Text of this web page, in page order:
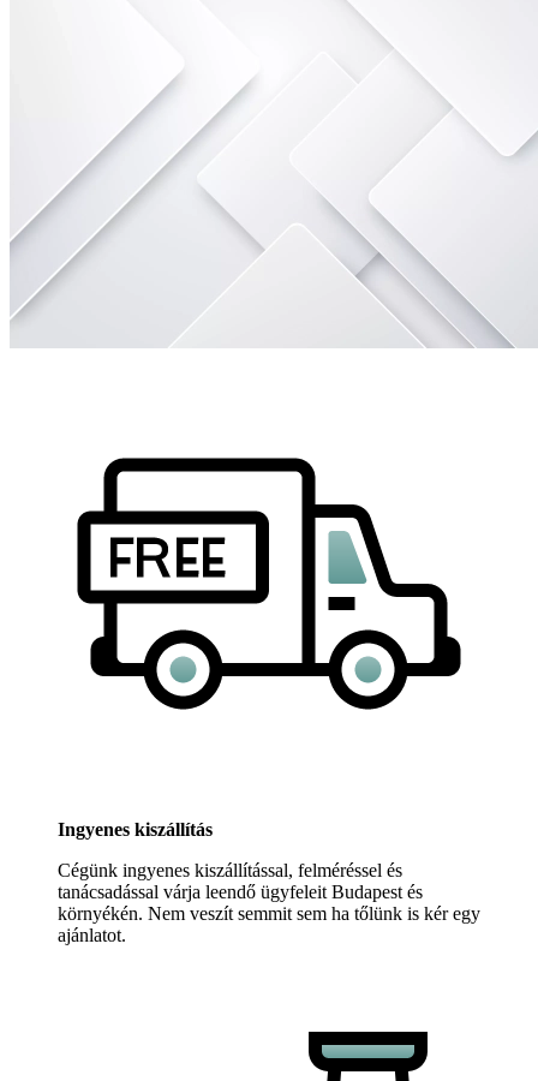
Ingyenes kiszállítás
Cégünk ingyenes kiszállítással, felméréssel és
tanácsadással várja leendő ügyfeleit Budapest és
környékén. Nem veszít semmit sem ha tőlünk is kér egy
ajánlatot.